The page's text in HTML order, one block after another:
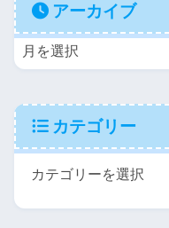
アーカイブ
カテゴリー